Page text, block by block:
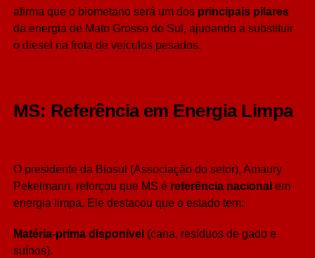
afirma que o biometano será um dos principais pilares
da energia de Mato Grosso do Sul, ajudando a substituir
o diesel na frota de veículos pesados.
MS: Referência em Energia Limpa
O presidente da Biosul (Associação do setor), Amaury
Pekelmann, reforçou que MS é referência nacional em
energia limpa. Ele destacou que o estado tem:
Matéria-prima disponível (cana, resíduos de gado e
suínos).